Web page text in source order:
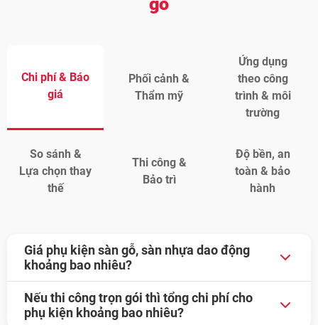
Chi phí & Báo
giá
Phối cảnh &
Thẩm mỹ
Ứng dụng
theo công
trình & môi
trường
So sánh &
Lựa chọn thay
thế
Thi công &
Bảo trì
Độ bền, an
toàn & bảo
hành
Giá phụ kiện sàn gỗ, sàn nhựa dao động
khoảng bao nhiêu?
Giá từ 4.000 – 42.000 VNĐ/mét dài, tùy loại và vật
liệu.
Nếu thi công trọn gói thì tổng chi phí cho
phụ kiện khoảng bao nhiêu?